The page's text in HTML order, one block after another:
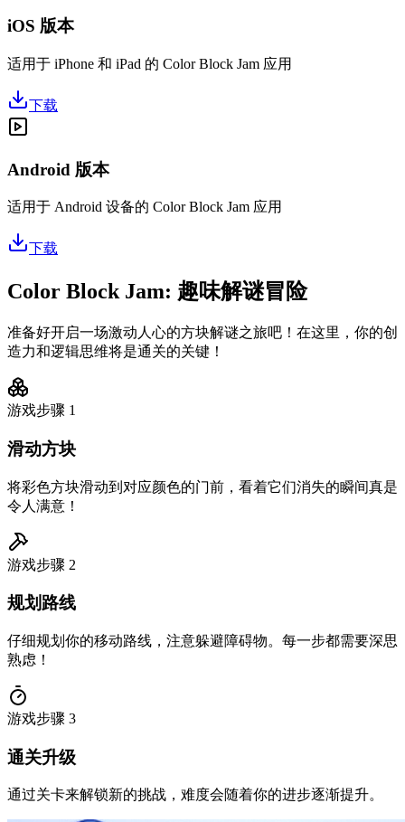
iOS 版本
适用于 iPhone 和 iPad 的 Color Block Jam 应用
下载
Android 版本
适用于 Android 设备的 Color Block Jam 应用
下载
Color Block Jam: 趣味解谜冒险
准备好开启一场激动人心的方块解谜之旅吧！在这里，你的创
造力和逻辑思维将是通关的关键！
游戏步骤 1
滑动方块
将彩色方块滑动到对应颜色的门前，看着它们消失的瞬间真是
令人满意！
游戏步骤 2
规划路线
仔细规划你的移动路线，注意躲避障碍物。每一步都需要深思
熟虑！
游戏步骤 3
通关升级
通过关卡来解锁新的挑战，难度会随着你的进步逐渐提升。